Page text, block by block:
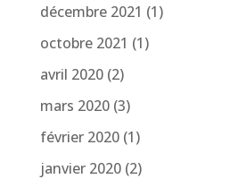
décembre 2021 (1)
octobre 2021 (1)
avril 2020(2)
mars 2020(3)
février 2020(1)
janvier 2020(2)